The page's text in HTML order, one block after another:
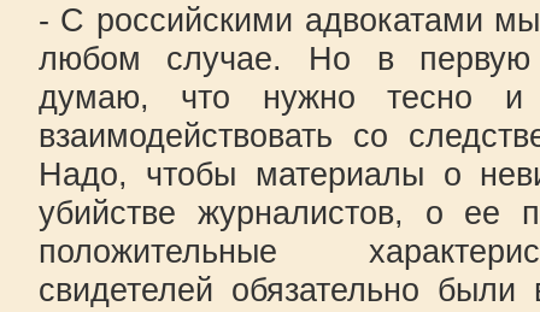
- С российскими адвокатами
любом случае. Но в первую
думаю, что нужно тесно и
взаимодействовать со
Надо, чтобы материалы о
убийстве журналистов, о ее
положительные
свидетелей обязательно